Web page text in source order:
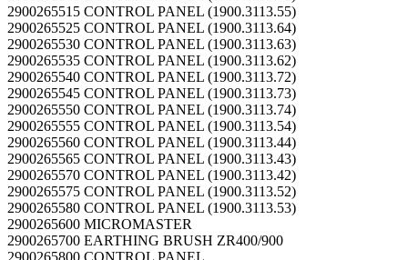
2900265515 CONTROL PANEL (1900.3113.55)
2900265525 CONTROL PANEL (1900.3113.64)
2900265530 CONTROL PANEL (1900.3113.63)
2900265535 CONTROL PANEL (1900.3113.62)
2900265540 CONTROL PANEL (1900.3113.72)
2900265545 CONTROL PANEL (1900.3113.73)
2900265550 CONTROL PANEL (1900.3113.74)
2900265555 CONTROL PANEL (1900.3113.54)
2900265560 CONTROL PANEL (1900.3113.44)
2900265565 CONTROL PANEL (1900.3113.43)
2900265570 CONTROL PANEL (1900.3113.42)
2900265575 CONTROL PANEL (1900.3113.52)
2900265580 CONTROL PANEL (1900.3113.53)
2900265600 MICROMASTER
2900265700 EARTHING BRUSH ZR400/900